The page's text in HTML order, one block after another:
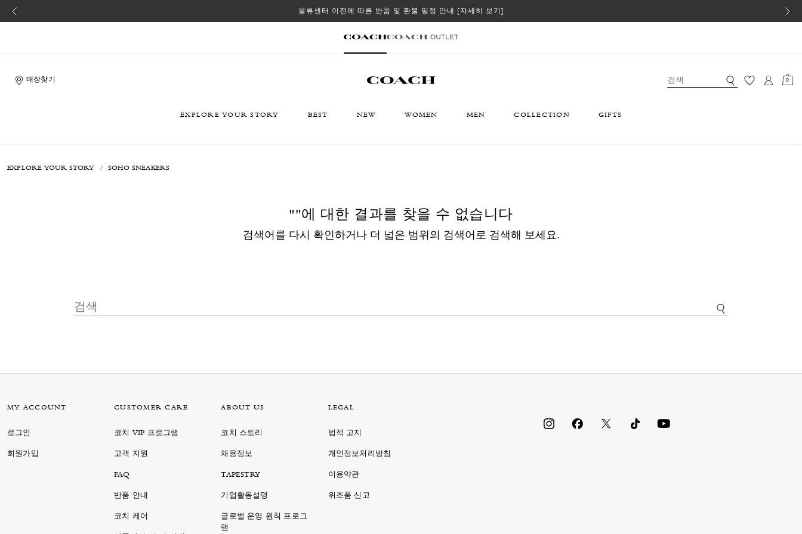
물류센터 이전에 따른 반품 및 환불 일정 안내 [자세히 보기]
매장찾기 0
EXPLORE YOUR STORY BEST NEW WOMEN MEN COLLECTION GIFTS
EXPLORE YOUR STORY SOHO SNEAKERS
""에 대한 결과를 찾을 수 없습니다
검색어를 다시 확인하거나 더 넓은 범위의 검색어로 검색해 보세요.
MY ACCOUNT
로그인
회원가입
CUSTOMER CARE
코치 VIP 프로그램
고객 지원
FAQ
반품 안내
코치 케어
ABOUT US
코치 스토리
채용정보
TAPESTRY
기업활동설명
글로벌 운영 원칙 프로그
램
LEGAL
법적 고지
개인정보처리방침
이용약관
위조품 신고